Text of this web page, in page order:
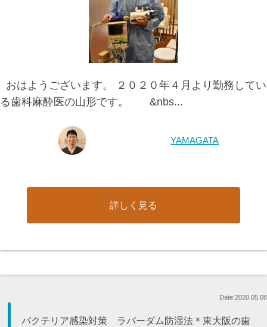
おはようございます。 ２０２０年４月より勤務してい
る歯科麻酔医の山形です。 &nbs...
YAMAGATA
詳しく見る
Date:2020.05.08
バクテリア感染対策 ラバーダム防湿法＊東大阪の歯